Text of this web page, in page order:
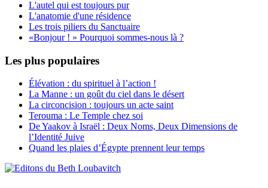
L'autel qui est toujours pur
L'anatomie d'une résidence
Les trois piliers du Sanctuaire
«Bonjour ! » Pourquoi sommes-nous là ?
Les plus populaires
Élévation : du spirituel à l’action !
La Manne : un goût du ciel dans le désert
La circoncision : toujours un acte saint
Terouma : Le Temple chez soi
De Yaakov à Israël : Deux Noms, Deux Dimensions de
l’Identité Juive
Quand les plaies d’Égypte prennent leur temps